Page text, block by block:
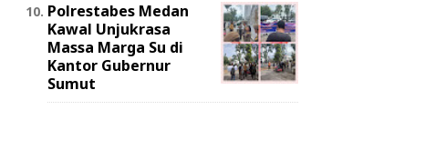
Polrestabes Medan
Kawal Unjukrasa
Massa Marga Su di
Kantor Gubernur
Sumut